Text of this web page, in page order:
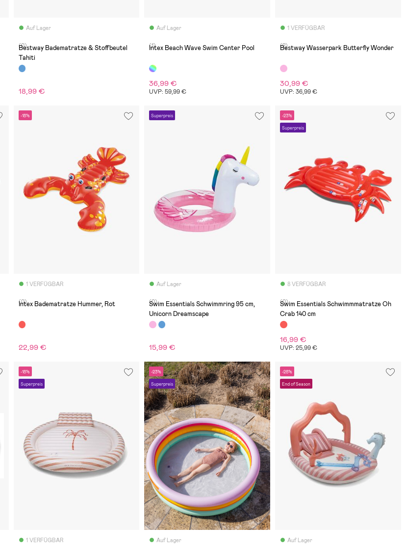
Auf Lager
(0)
Bestway Badematratze & Stoffbeutel
Tahiti
18,99 €
Auf Lager
(1)
Intex Beach Wave Swim Center Pool
36,99 €
UVP: 59,99 €
1 VERFÜGBAR
(2)
Bestway Wasserpark Butterfly Wonder
30,99 €
UVP: 36,99 €
-18%
1 VERFÜGBAR
(0)
Intex Badematratze Hummer, Rot
22,99 €
Superpreis
Auf Lager
(0)
Swim Essentials Schwimmring 95 cm,
Unicorn Dreamscape
15,99 €
-23%
Superpreis
8 VERFÜGBAR
(0)
Swim Essentials Schwimmmatratze Oh
Crab 140 cm
16,99 €
UVP: 25,99 €
-18%
Superpreis
1 VERFÜGBAR
-23%
Superpreis
Auf Lager
-28%
End of Season
Auf Lager